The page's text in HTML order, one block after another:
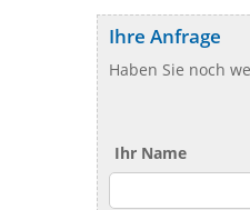
Ihre Anfrage
Haben Sie noch
Ihr Name